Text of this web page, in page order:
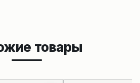
товары